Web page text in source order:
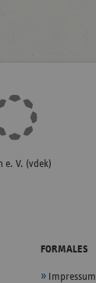
e. V. (vdek)
FORMALES
Impressum